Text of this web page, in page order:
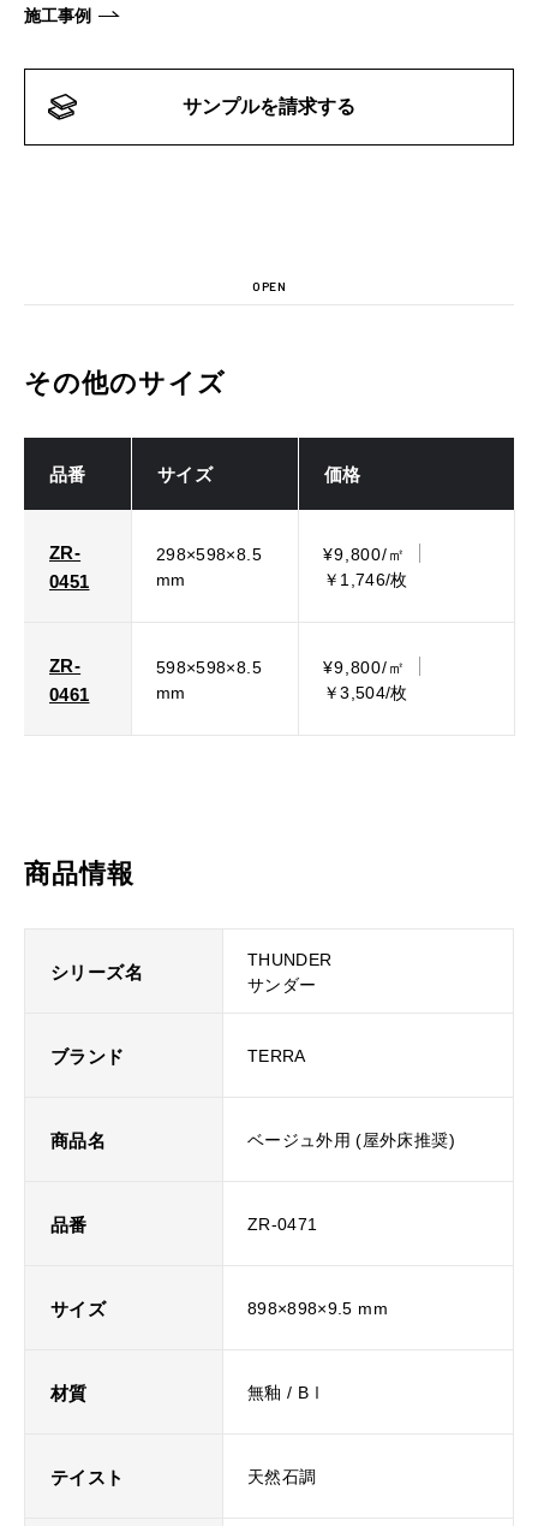
施工事例
サンプルを請求する
OPEN
その他のサイズ
品番 サイズ 価格
ZR-
0451
298×598×8.5
mm
¥9,800/㎡
￥1,746/枚
ZR-
0461
598×598×8.5
mm
¥9,800/㎡
￥3,504/枚
商品情報
シリーズ名
THUNDER
サンダー
ブランド TERRA
商品名 ベージュ外用 (屋外床推奨)
品番 ZR-0471
サイズ 898×898×9.5 mm
材質 無釉 / BⅠ
テイスト 天然石調